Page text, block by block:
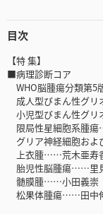
目次
【特 集】
■病理診断コア
WHO脳腫瘍分類第
成人型びまん性グ
小児型びまん性グ
限局性星細胞系腫
グリア神経細胞お
上衣腫……荒木亜寿
胎児性脳腫瘍……里
髄膜腫……小田義
松果体腫瘍……田